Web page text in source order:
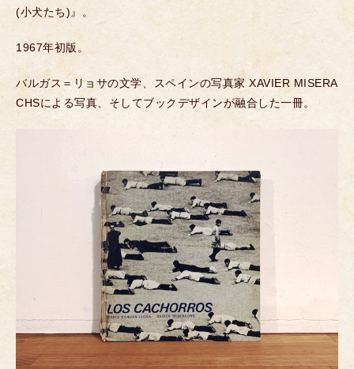
(小犬たち)』。
1967年初版。
バルガス＝リョサの文学、スペインの写真家 XAVIER MISERA
CHSによる写真、そしてブックデザインが融合した一冊。